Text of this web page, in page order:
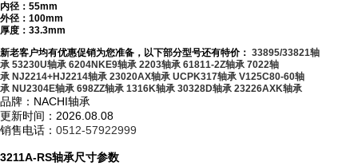
内径：55mm
外径：100mm
厚度：33.3mm
新老客户均有优惠促销为您准备，以下部分型号还有特价： 33895/33821轴
承 53230U轴承 6204NKE9轴承 2203轴承 61811-2Z轴承 7022轴
承 NJ2214+HJ2214轴承 23020AX轴承 UCPK317轴承 V125C80-60轴
承 NU2304E轴承 698ZZ轴承 1316K轴承 30328D轴承 23226AXK轴承
品牌：NACHI轴承
更新时间：2026.08.08
销售电话： 0512-57922999
3211A-RS轴承尺寸参数